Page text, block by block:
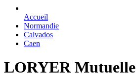
Accueil
Normandie
Calvados
Caen
LORYER Mutuelle